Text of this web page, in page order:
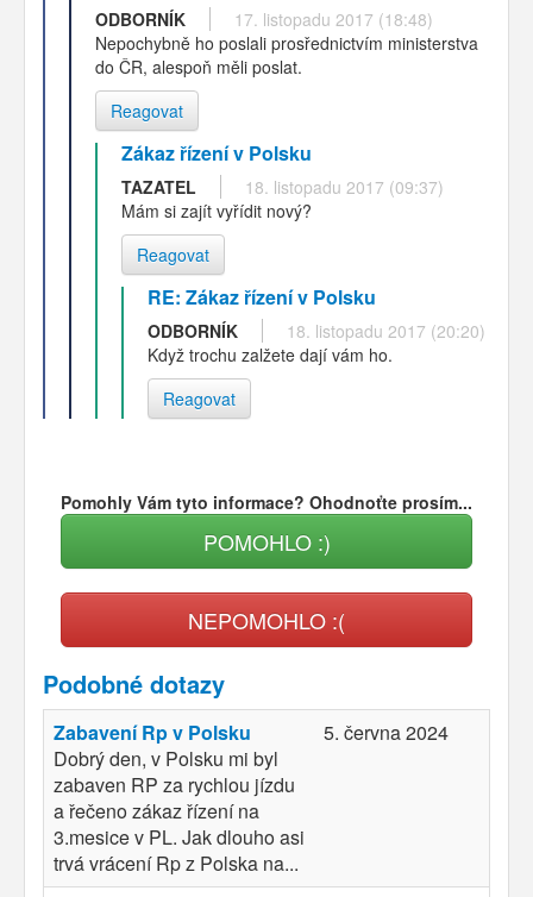
ODBORNÍK
17. listopadu 2017 (18:48)
Nepochybně ho poslali prosřednictvím ministerstva
do ČR, alespoň měli poslat.
Reagovat
Zákaz řízení v Polsku
TAZATEL
18. listopadu 2017 (09:37)
Mám si zajít vyřídit nový?
Reagovat
RE: Zákaz řízení v Polsku
ODBORNÍK
18. listopadu 2017 (20:20)
Když trochu zalžete dají vám ho.
Reagovat
Pomohly Vám tyto informace? Ohodnoťte prosím...
POMOHLO :)
NEPOMOHLO :(
Podobné dotazy
Zabavení Rp v Polsku
Dobrý den, v Polsku mi byl
zabaven RP za rychlou jízdu
a řečeno zákaz řízení na
3.mesice v PL. Jak dlouho asi
trvá vrácení Rp z Polska na...
5. června 2024